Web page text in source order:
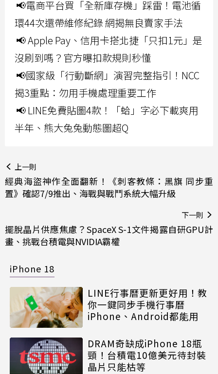
📢電商平台買「全新庫存機」踩雷！電池循
環44次還帶維修紀錄 網揭無良賣家手法
📢 Apple Pay、信用卡搭北捷「只扣1元」是
沒刷到嗎？官方曝扣款規則秒懂
📢國家級「行動斷網」演習完整指引！NCC
揭3重點：勿用手機處理重要工作
📢 LINE免費貼圖4款！「蛤」字必下載爽用
半年、熊大兔兔動態圖超Q
上一則
經典海盜神作全面翻新！《刺客教條：黑旗 同步重
置》確認7/9推出、海戰與戰鬥系統大幅升級
下一則
擺脫晶片供應焦慮？SpaceX S-1文件揭露自研GPU計
畫、挑戰台積電與NVIDIA霸權
iPhone 18
LINE行事曆更新更好用！教
你一鍵同步手機行事曆
iPhone、Android都能用
DRAM奇缺成iPhone 18瓶
頸！台積電10億美元待封裝
晶片只能枯等